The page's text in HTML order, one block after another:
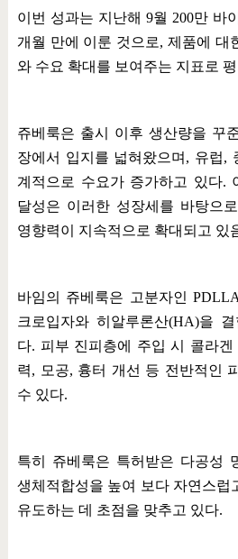
이번 성과는 지난해 9월 200만 바
개월 만에 이룬 것으로, 제품에 대
와 수요 확대를 보여주는 지표로
쥬베룩은 출시 이후 생산량을 꾸
장에서 입지를 넓혀왔으며 , 유럽,
계적으로 수요가 증가하고 있다.
달성은 이러한 성장세를 바탕으
영향력이 지속적으로 확대되고 있
바임의 쥬베룩은 고분자인 PDLLA
크로입자와 히알루론산(HA)을
다. 피부 진피층에 주입 시 콜라
력, 모공, 흉터 개선 등 전반적인
수 있다.
특히 쥬베룩은 특허받은 다공성
생체적합성을 높여 보다 자연스럽
유도하는 데 초점을 맞추고 있다.